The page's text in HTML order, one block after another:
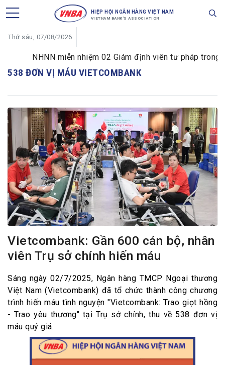
HIỆP HỘI NGÂN HÀNG VIỆT NAM
VIETNAM BANK'S ASSOCIATION
Thứ sáu, 07/08/2026
NHNN miễn nhiệm 02 Giám định viên tư pháp trong
538 ĐƠN VỊ MÁU VIETCOMBANK
Vietcombank: Gần 600 cán bộ, nhân
viên Trụ sở chính hiến máu
Sáng ngày 02/7/2025, Ngân hàng TMCP Ngoại thương
Việt Nam (Vietcombank) đã tổ chức thành công chương
trình hiến máu tình nguyện "Vietcombank: Trao giọt hồng
- Trao yêu thương" tại Trụ sở chính, thu về 538 đơn vị
máu quý giá.